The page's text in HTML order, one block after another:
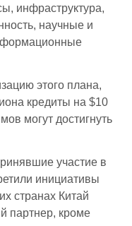
инфраструктура,
научные и
этого плана,
кредиты на $10
могут достигнуть
участие в
инициативы
странах Китай
партнер, кроме